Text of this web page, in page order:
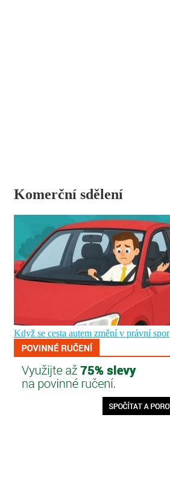
Komerční sdělení
Když se cesta autem změní v právní spor